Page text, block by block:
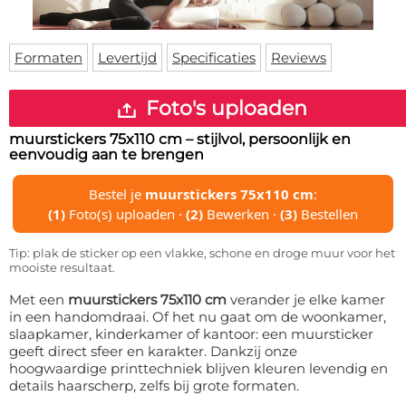
Deurmat
Vloermat
Skateboard deck
Over ons
Levertijden
Inloggen
WhatsApp
Formaten Levertijd Specificaties Reviews
Foto's uploaden
muurstickers 75x110 cm – stijlvol, persoonlijk en
eenvoudig aan te brengen
Bestel je muurstickers 75x110 cm:
(1) Foto(s) uploaden · (2) Bewerken · (3) Bestellen
Tip: plak de sticker op een vlakke, schone en droge muur voor het
mooiste resultaat.
Met een muurstickers 75x110 cm verander je elke kamer
in een handomdraai. Of het nu gaat om de woonkamer,
slaapkamer, kinderkamer of kantoor: een muursticker
geeft direct sfeer en karakter. Dankzij onze
hoogwaardige printtechniek blijven kleuren levendig en
details haarscherp, zelfs bij grote formaten.